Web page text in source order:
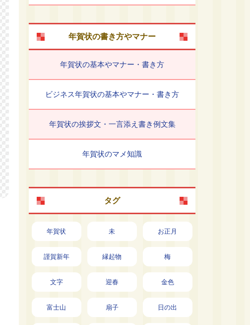
年賀状の書き方やマナー
年賀状の基本やマナー・書き方
ビジネス年賀状の基本やマナー・書き方
年賀状の挨拶文・一言添え書き例文集
年賀状のマメ知識
タグ
年賀状 未 お正月
謹賀新年 縁起物 梅
文字 迎春 金色
富士山 扇子 日の出